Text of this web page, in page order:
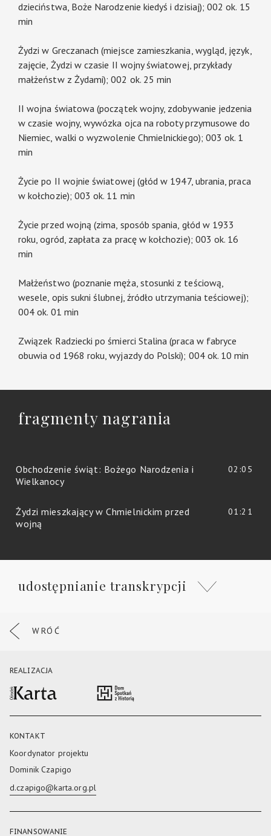
dzieciństwa, Boże Narodzenie kiedyś i dzisiaj); 002 ok. 15
min
Żydzi w Greczanach (miejsce zamieszkania, wygląd, język,
zajęcie, Żydzi w czasie II wojny światowej, przykłady
małżeństw z Żydami); 002 ok. 25 min
II wojna światowa (początek wojny, zdobywanie jedzenia
w czasie wojny, wywózka ojca na roboty przymusowe do
Niemiec, walki o wyzwolenie Chmielnickiego); 003 ok. 1
min
Życie po II wojnie światowej (głód w 1947, ubrania, praca
w kołchozie); 003 ok. 11 min
Życie przed wojną (zima, sposób spania, głód w 1933
roku, ogród, zapłata za pracę w kołchozie); 003 ok. 16
min
Małżeństwo (poznanie męża, stosunki z teściową,
wesele, opis sukni ślubnej, źródło utrzymania teściowej);
004 ok. 01 min
Związek Radziecki po śmierci Stalina (praca w fabryce
obuwia od 1968 roku, wyjazdy do Polski); 004 ok. 10 min
fragmenty nagrania
Obchodzenie świąt: Bożego Narodzenia i
Wielkanocy
02:05
Żydzi mieszkający w Chmielnickim przed
wojną
01:21
udostępnianie transkrypcji
WRÓĆ
REALIZACJA
KONTAKT
Koordynator projektu
Dominik Czapigo
d.czapigo@karta.org.pl
FINANSOWANIE